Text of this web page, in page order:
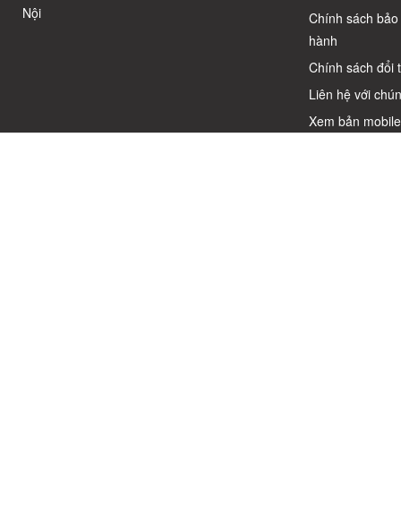
Nội
Chính sách bảo
hành
Chính sách đổi
Liên hệ với
Xem bản